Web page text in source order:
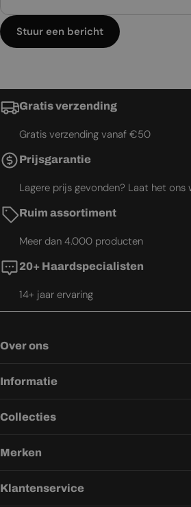
Stuur een bericht
Gratis verzending
Gratis verzending vanaf €50
Prijsgarantie
Lagere prijs gevonden? Laat het ons
Ruim assortiment
Meer dan 4.000 producten
20+ Haardspecialisten
14+ jaar ervaring
Over ons
Informatie
Collecties
Merken
Klantenservice